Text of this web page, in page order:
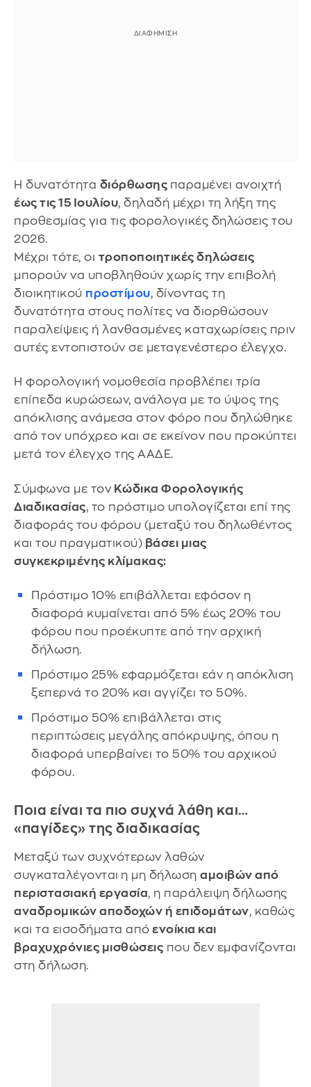
Η δυνατότητα διόρθωσης παραμένει ανοιχτή
έως τις 15 Ιουλίου, δηλαδή μέχρι τη λήξη της
προθεσμίας για τις φορολογικές δηλώσεις του
2026.
Μέχρι τότε, οι τροποποιητικές δηλώσεις
μπορούν να υποβληθούν χωρίς την επιβολή
διοικητικού προστίμου, δίνοντας τη
δυνατότητα στους πολίτες να διορθώσουν
παραλείψεις ή λανθασμένες καταχωρίσεις πριν
αυτές εντοπιστούν σε μεταγενέστερο έλεγχο.
Η φορολογική νομοθεσία προβλέπει τρία
επίπεδα κυρώσεων, ανάλογα με το ύψος της
απόκλισης ανάμεσα στον φόρο που δηλώθηκε
από τον υπόχρεο και σε εκείνον που προκύπτει
μετά τον έλεγχο της ΑΑΔΕ.
Σύμφωνα με τον Κώδικα Φορολογικής
Διαδικασίας, το πρόστιμο υπολογίζεται επί της
διαφοράς του φόρου (μεταξύ του δηλωθέντος
και του πραγματικού) βάσει μιας
συγκεκριμένης κλίμακας:
Πρόστιμο 10% επιβάλλεται εφόσον η
διαφορά κυμαίνεται από 5% έως 20% του
φόρου που προέκυπτε από την αρχική
δήλωση.
Πρόστιμο 25% εφαρμόζεται εάν η απόκλιση
ξεπερνά το 20% και αγγίζει το 50%.
Πρόστιμο 50% επιβάλλεται στις
περιπτώσεις μεγάλης απόκρυψης, όπου η
διαφορά υπερβαίνει το 50% του αρχικού
φόρου.
Ποια είναι τα πιο συχνά λάθη και…
«παγίδες» της διαδικασίας
Μεταξύ των συχνότερων λαθών
συγκαταλέγονται η μη δήλωση αμοιβών από
περιστασιακή εργασία, η παράλειψη δήλωσης
αναδρομικών αποδοχών ή επιδομάτων, καθώς
και τα εισοδήματα από ενοίκια και
βραχυχρόνιες μισθώσεις που δεν εμφανίζονται
στη δήλωση.